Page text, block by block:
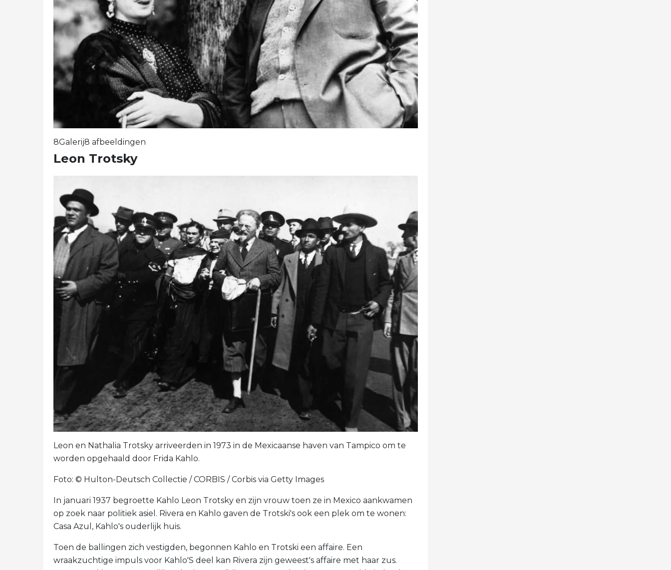
8Galerij8 afbeeldingen
Leon Trotsky
Leon en Nathalia Trotsky arriveerden in 1973 in de Mexicaanse haven van Tampico om te
worden opgehaald door Frida Kahlo.
Foto: © Hulton-Deutsch Collectie / CORBIS / Corbis via Getty Images
In januari 1937 begroette Kahlo Leon Trotsky en zijn vrouw toen ze in Mexico aankwamen
op zoek naar politiek asiel. Rivera en Kahlo gaven de Trotski's ook een plek om te wonen:
Casa Azul, Kahlo's ouderlijk huis.
Toen de ballingen zich vestigden, begonnen Kahlo en Trotski een affaire. Een
wraakzuchtige impuls voor Kahlo'S deel kan Rivera zijn geweest's affaire met haar zus.